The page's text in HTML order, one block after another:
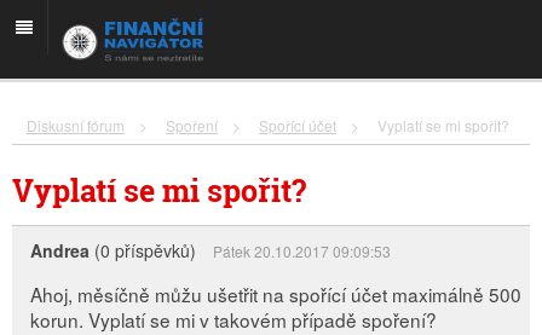
Diskusní fórum > Spoření > Spořící účet > Vyplatí se mi spořit?
Vyplatí se mi spořit?
Andrea (0 příspěvků) Pátek 20.10.2017 09:09:53
Ahoj, měsíčně můžu ušetřit na spořící účet maximálně 500
korun. Vyplatí se mi v takovém případě spoření?